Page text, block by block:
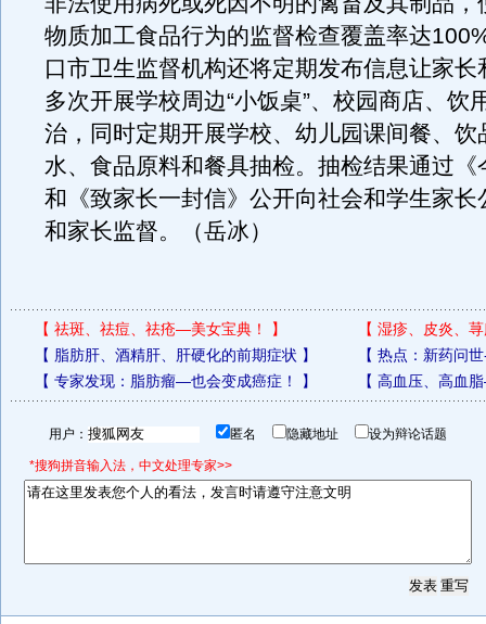
物质加工食品行为的监督检查覆盖率达
口市卫生监督机构还将定期发布信息让家长
多次开展学校周边“小饭桌”、校园商店、饮
治，同时定期开展学校、幼儿园课间餐、饮
水、食品原料和餐具抽检。抽检结果通过《
和《致家长一封信》公开向社会和学生家长
和家长监督。（岳冰）
【 祛斑、祛痘、祛疮—美女宝典！ 】 【 湿疹、皮炎、
【 脂肪肝、酒精肝、肝硬化的前期症状 】 【 热点：新药问
【 专家发现：脂肪瘤—也会变成癌症！ 】 【 高血压、高血
用户： 匿名 隐藏地址 设为辩论话题
*搜狗拼音输入法，中文处理专家>>